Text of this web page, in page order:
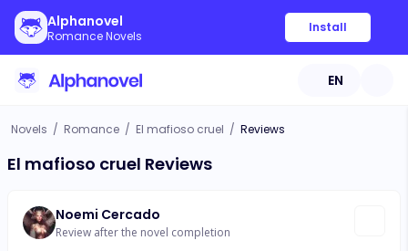
Alphanovel
Romance Novels
Install
EN
Novels / Romance / El mafioso cruel / Reviews
El mafioso cruel Reviews
Noemi Cercado
Review after the novel completion